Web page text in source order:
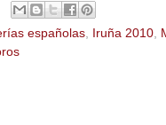
españolas Iruña 2010